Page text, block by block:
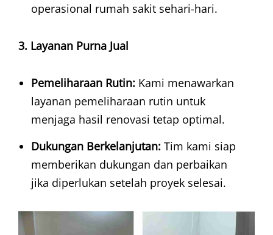
operasional rumah sakit sehari-hari.
3. Layanan Purna Jual
Pemeliharaan Rutin: Kami menawarkan
layanan pemeliharaan rutin untuk
menjaga hasil renovasi tetap optimal.
Dukungan Berkelanjutan: Tim kami siap
memberikan dukungan dan perbaikan
jika diperlukan setelah proyek selesai.